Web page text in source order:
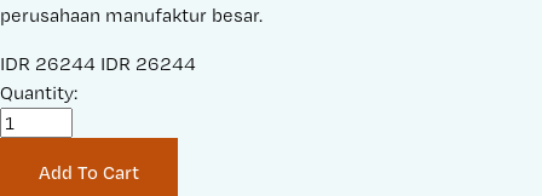
perusahaan manufaktur besar.
S
a
IDR 26244 O
i
IDR 26244
Quantity:
Add To Cart